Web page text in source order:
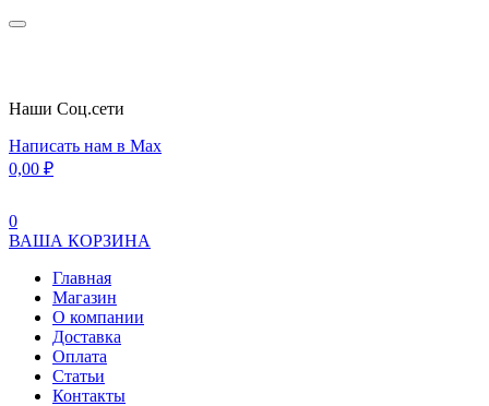
Наши Cоц.сети
Написать нам в Max
0,00 ₽
0
ВАША КОРЗИНА
Главная
Магазин
О компании
Доставка
Оплата
Статьи
Контакты